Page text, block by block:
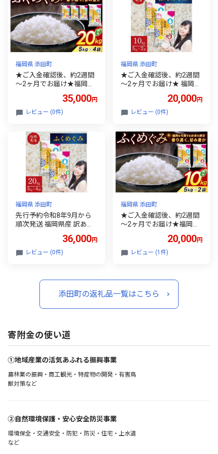
福岡県 添田町
★ご入金確認後、約2週間
～2ヶ月でお届け★福岡県
配送日時指定不可 [a9577]
※配送不可：離島【返礼
35,000円
レビュー (0件)
福岡県 添田町
★ご入金確認後、約2週間
～2ヶ月でお届け★ 福岡県
み 10kg～20kg 令和7年産
ブレンド米 お米 白米 精米
品】添田町 ふるさと納税
20,000円
レビュー (0件)
福岡県 添田町
先行予約令和8年9月から
順次発送 福岡県産 訳あり
和8年産 ブレンド米 お米
白米 精米 大容量 送料無料
36,000円
レビュー (0件)
福岡県 添田町
★ご入金確認後、約2週間
～2ヶ月でお届け★福岡県
配送日時指定不可 [a9562]
※配送不可：離島【返礼
20,000円
レビュー (1件)
添田町の返礼品一覧はこちら
寄附金の使い道
①地域産業の活気あふれる振興事業
農林業の振興・商工観光・特産物の開発・有害鳥
獣対策など
②自然環境保護・安心安全防災事業
環境保全・交通安全・防犯・防災・住宅・上水道
など